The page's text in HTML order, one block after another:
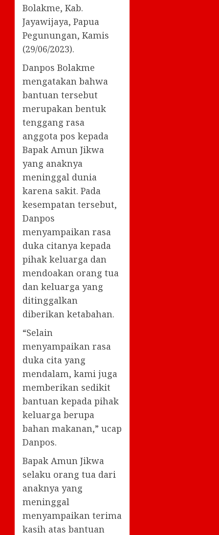
Bolakme, Kab.
Jayawijaya, Papua
Pegunungan, Kamis
(29/06/2023).
Danpos Bolakme
mengatakan bahwa
bantuan tersebut
merupakan bentuk
tenggang rasa
anggota pos kepada
Bapak Amun Jikwa
yang anaknya
meninggal dunia
karena sakit. Pada
kesempatan tersebut,
Danpos
menyampaikan rasa
duka citanya kepada
pihak keluarga dan
mendoakan orang tua
dan keluarga yang
ditinggalkan
diberikan ketabahan.
“Selain
menyampaikan rasa
duka cita yang
mendalam, kami juga
memberikan sedikit
bantuan kepada pihak
keluarga berupa
bahan makanan,” ucap
Danpos.
Bapak Amun Jikwa
selaku orang tua dari
anaknya yang
meninggal
menyampaikan terima
kasih atas bantuan